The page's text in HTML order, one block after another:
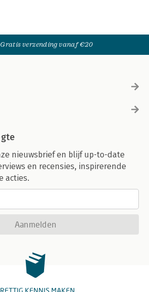
Gratis verzending vanaf €20
nieuwsbrief en blijf up-to-date
en recensies, inspirerende
acties.
Aanmelden
KENNIS MAKEN